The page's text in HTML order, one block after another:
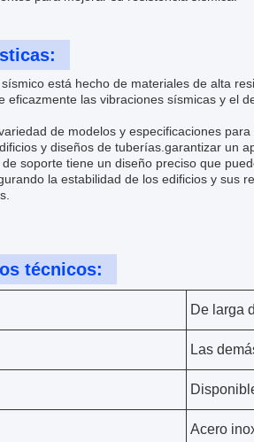
está hecho de materiales de alta
eficazmente las vibraciones sísmicas y el
de modelos y especificaciones
y diseños de tuberías.garantizar un
soporte tiene un diseño preciso que
la estabilidad de los edificios y sus
técnicos:
De larga
Las
Acero